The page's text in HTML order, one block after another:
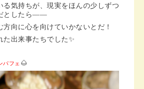
る気持ちが、現実をほんの少しずつ
としたら——
方向に心を向けていかないとだ！
た出来事たちでした✨
パフェ 🌰